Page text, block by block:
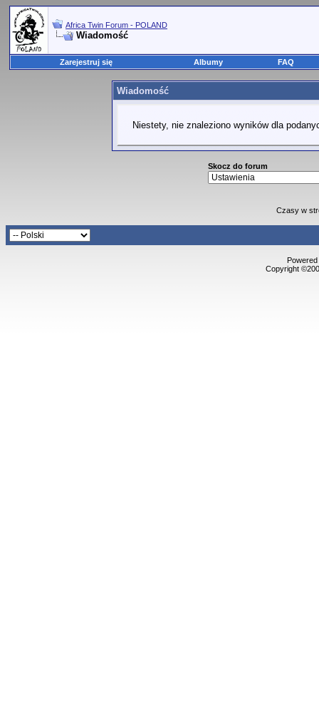
Africa Twin Forum - POLAND
Wiadomość
Zarejestruj się Albumy FAQ
Wiadomość
Niestety, nie znaleziono wyników dla
Skocz do forum
Czasy w
Copyright